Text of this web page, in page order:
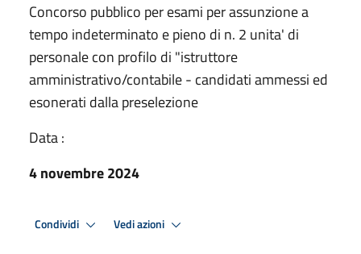
Concorso pubblico per esami per assunzione a
tempo indeterminato e pieno di n. 2 unita' di
personale con profilo di "istruttore
amministrativo/contabile - candidati ammessi ed
esonerati dalla preselezione
Data :
4 novembre 2024
Condividi Vedi azioni